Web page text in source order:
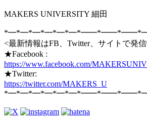
MAKERS UNIVERSITY 細田
<最新情報はFB、Twitter、サイトで発
★Facebook :
https://www.facebook.com/
★Twitter:
https://twitter.com/MAKERS_U